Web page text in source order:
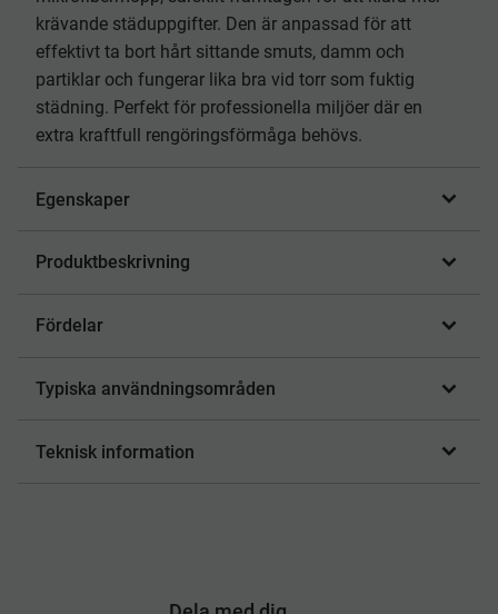
krävande städuppgifter. Den är anpassad för att
effektivt ta bort hårt sittande smuts, damm och
partiklar och fungerar lika bra vid torr som fuktig
städning. Perfekt för professionella miljöer där en
extra kraftfull rengöringsförmåga behövs.
Egenskaper
Produktbeskrivning
Fördelar
Typiska användningsområden
Teknisk information